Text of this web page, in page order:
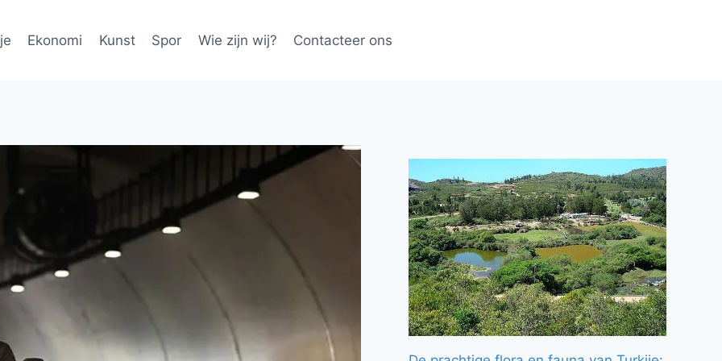
Ekonomi Kunst Spor Wie zijn wij? Contacteer ons